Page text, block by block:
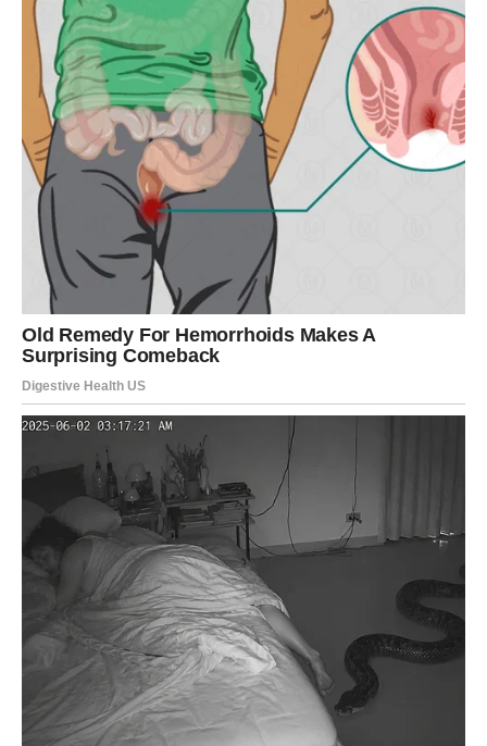
LAV – energija uspeha
Lavovi ulaze u period u kojem se njihova energija i trud
primećuju. Moguće je priznanje na poslu ili prilika koja
donosi napredak.
U ljubavi dolazi do zanimljivih susreta i novih emocija.
Lavovi koji su slobodni mogu upoznati osobu koja ih
odmah privlači.
DEVICA – važne spoznaje
Device u narednom periodu dolaze do važnih spoznaja o
odnosima i životnim planovima. Moguće je da ćete
shvatiti šta zaista želite i kojim putem želite da idete.
Ova jasnoća donosi mir, ali i nove prilike.
VAGA – romantika i lepi trenuci
Vage ulaze u period romantičnih trenutaka i lepih
iznenađenja. Ako ste u vezi, odnos sa partnerom može
postati još harmoničniji.
Slobodne Vage mogu upoznati osobu koja ih očara već